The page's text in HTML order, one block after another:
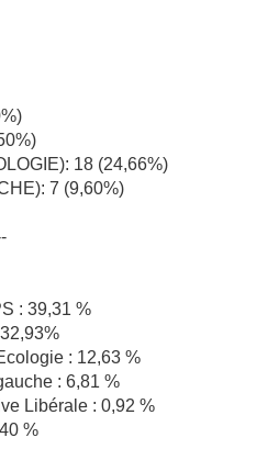
18 (24,66%)
7 (9,60%)
: 39,31 %
: 12,63 %
: 6,81 %
Libérale : 0,92 %
%